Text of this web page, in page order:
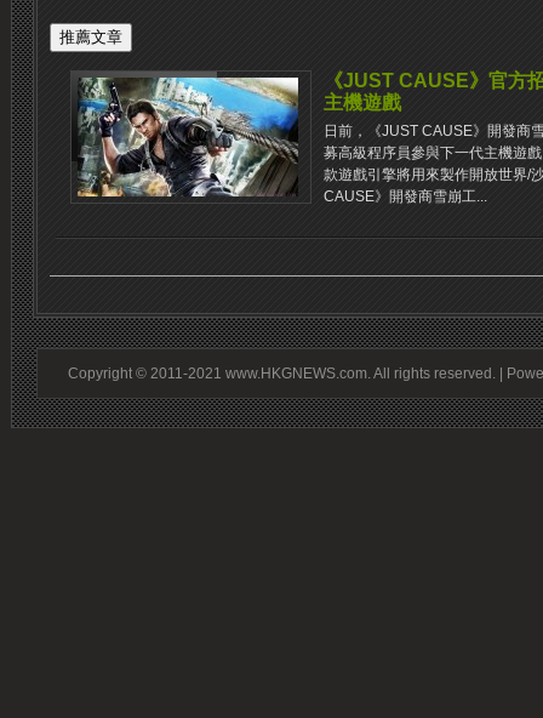
《JUST CAUSE》官方
主機遊戲
日前，《JUST CAUSE》開發商
募高級程序員參與下一代主機遊
款遊戲引擎將用來製作開放世界/
CAUSE》開發商雪崩工...
Copyright © 2011-2021 www.HKGNEWS.com. All rights reserved. |